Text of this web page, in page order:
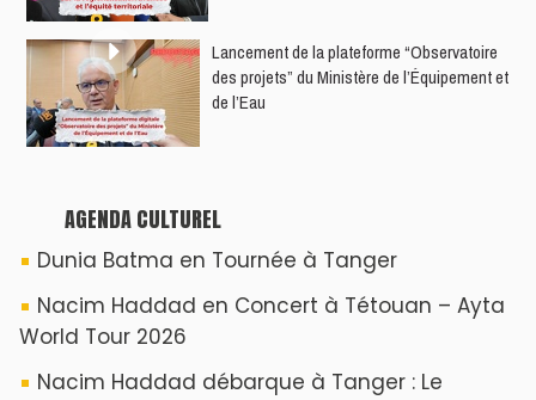
Un show Live Exceptionnel Cet été !